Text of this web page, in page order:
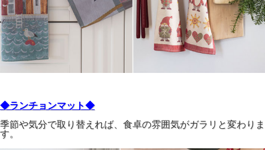
◆ランチョンマット◆
季節や気分で取り替えれば、食卓の雰囲気がガラリと変わりま
す。